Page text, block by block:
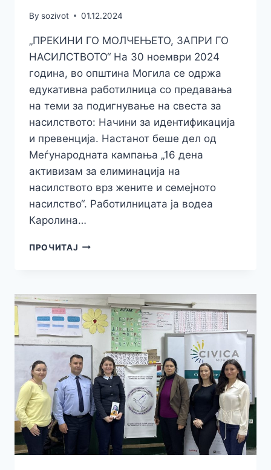
By sozivot 01.12.2024
„ПРЕКИНИ ГО МОЛЧЕЊЕТО, ЗАПРИ ГО
НАСИЛСТВОТО“ На 30 ноември 2024
година, во општина Могила се одржа
едукативна работилница со предавања
на теми за подигнување на свеста за
насилството: Начини за идентификација
и превенција. Настанот беше дел од
Меѓународната кампања „16 дена
активизам за елиминација на
насилството врз жените и семејното
насилство“. Работилницата ја водеа
Каролина…
ПРОЧИТАЈ НАСТАН
СВЕСТА
ЗА
НАСИЛСТВОТО:
НАЧИНИ
ЗА
ИДЕНТИФИКАЦИЈА
И
ПРЕВЕНЦИЈА